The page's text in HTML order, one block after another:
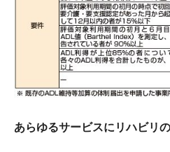
あらゆるサービスにリハビリ